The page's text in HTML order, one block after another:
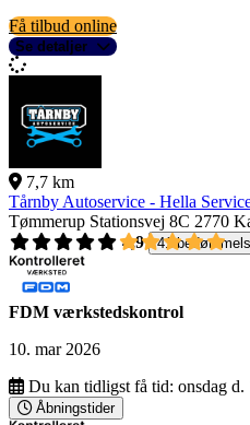
Få tilbud online
Se detaljer
7,7 km
Tårnby Autoservice - Hella
Tømmerup Stationsvej 8C 2770
4,9
41
FDM værkstedskontrol
10. mar 2026
Du kan tidligst få tid: onsdag d.
Åbningstider